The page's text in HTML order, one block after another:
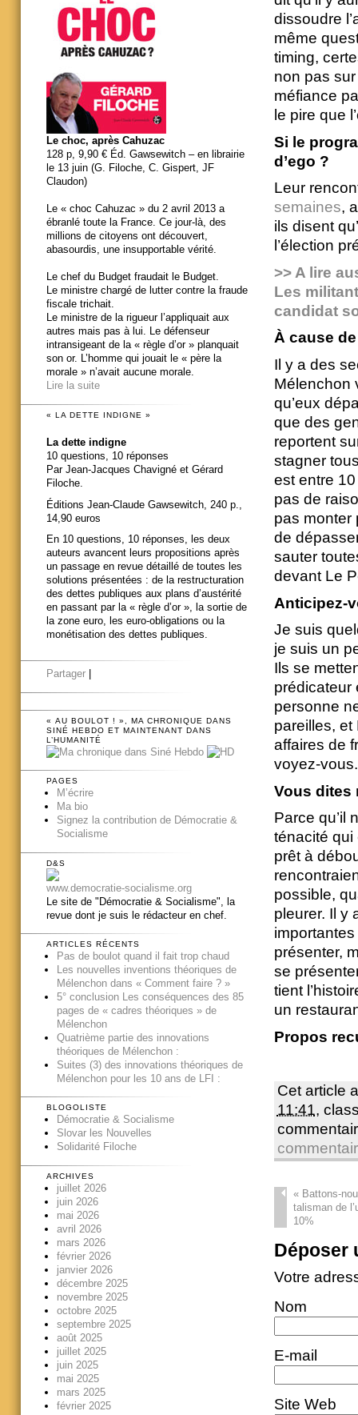
dissoudre
même
timing,
non pas
méfiance
le pire que
Si le
d’ego ?
Leur
semaines,
ils disent
l’élection
>> A lire
Les
candidat
À cause
Il y a des
Mélenchon
qu’eux
que des
reportent
stagner
est entre 10
pas de
pas monter
de
sauter
devant Le
Anticipez-
Je suis
je suis un
Ils se
prédicateur
personne
pareilles, et
affaires de
voyez-vous.
Vous dites
Parce qu’il
ténacité qui
prêt à
possible,
pleurer. Il y
présenter,
se
tient
un
Propos
Cet article
11:41,
«Battons-
talisman de
10%
Déposer
Votre
Nom
E-mail
Site Web
Le choc, après Cahuzac
128 p, 9,90 € Éd. Gawsewitch – en librairie
le 13 juin (G. Filoche, C. Gispert, JF
Claudon)
Le « choc Cahuzac » du 2 avril 2013 a
ébranlé toute la France. Ce jour-là, des
millions de citoyens ont découvert,
abasourdis, une insupportable vérité.
Le chef du Budget fraudait le Budget.
Le ministre chargé de lutter contre la fraude
fiscale trichait.
Le ministre de la rigueur l’appliquait aux
autres mais pas à lui. Le défenseur
intransigeant de la « règle d’or » planquait
son or. L’homme qui jouait le « père la
morale » n’avait aucune morale.
Lire la suite
« LA DETTE INDIGNE »
La dette indigne
10 questions, 10 réponses
Par Jean-Jacques Chavigné et Gérard
Filoche.
Éditions Jean-Claude Gawsewitch, 240 p.,
14,90 euros
En 10 questions, 10 réponses, les deux
auteurs avancent leurs propositions après
un passage en revue détaillé de toutes les
solutions présentées : de la restructuration
des dettes publiques aux plans d’austérité
en passant par la « règle d’or », la sortie de
la zone euro, les euro-obligations ou la
monétisation des dettes publiques.
Partager
« AU BOULOT ! », MA CHRONIQUE DANS
SINÉ HEBDO ET MAINTENANT DANS
L’HUMANITÉ
PAGES
M’écrire
Ma bio
Signez la contribution de Démocratie &
Socialisme
D&S
www.democratie-socialisme.org
Le site de "Démocratie & Socialisme", la
revue dont je suis le rédacteur en chef.
ARTICLES RÉCENTS
Pas de boulot quand il fait trop chaud
Les nouvelles inventions théoriques de
Mélenchon dans « Comment faire ? »
5° conclusion Les conséquences des 85
pages de « cadres théoriques » de
Mélenchon
Quatrième partie des innovations
théoriques de Mélenchon :
Suites (3) des innovations théoriques de
Mélenchon pour les 10 ans de LFI :
BLOGOLISTE
Démocratie & Socialisme
Slovar les Nouvelles
Solidarité Filoche
ARCHIVES
juillet 2026
juin 2026
mai 2026
avril 2026
mars 2026
février 2026
janvier 2026
décembre 2025
novembre 2025
octobre 2025
septembre 2025
août 2025
juillet 2025
juin 2025
mai 2025
mars 2025
février 2025